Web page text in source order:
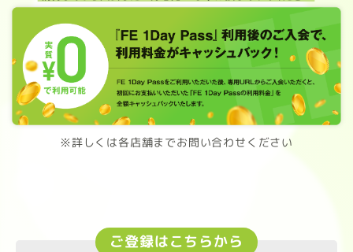
※詳しくは各店舗までお問い合わせください
ご登録はこちらから